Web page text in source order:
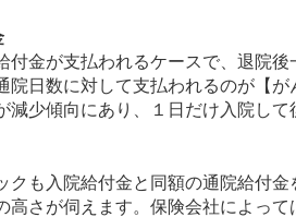
付金が支払われるケースで、退院
院日数に対して支払われるのが【
減少傾向にあり、１日だけ入院し
クも入院給付金と同額の通院給付
高さが伺えます。保険会社によっ